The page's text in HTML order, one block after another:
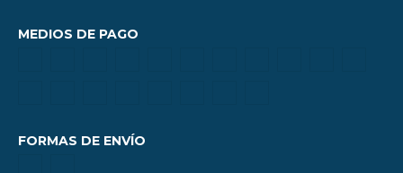
MEDIOS DE PAGO
FORMAS DE ENVÍO